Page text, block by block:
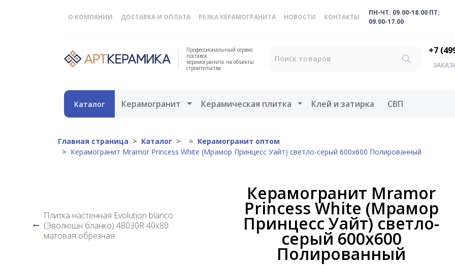
О КОМПАНИИ ДОСТАВКА И ОПЛАТА РЕЗКА КЕРАМОГРАНИТА НОВОСТИ КОНТАКТЫ
ПН-ЧТ: 09.00-18.00 ПТ:
09.00-17.00
Профессиональный сервис
поставок
керамогранита на объекты
строительства
+7
Каталог Керамогранит Открыть меню
Керамическая плитка Открыть меню
Клей и затирка СВП
Главная страница Каталог
Керамогранит оптом
Керамогранит Mramor Princess White (Мрамор Принцесс Уайт) светло-серый 600x600 Полированный
Плитка настенная Evolution blanco
(Эволюшн бланко) 48030R 40x80
матовая обрезная
Керамогранит Mramor
Princess White (Мрамор
Принцесс Уайт) светло-
серый 600x600
Полированный